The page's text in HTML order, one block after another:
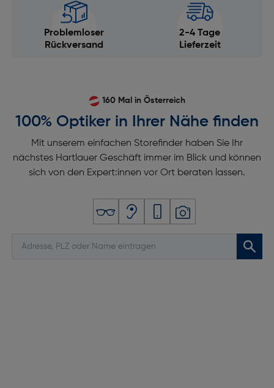
Problemloser
Rückversand
2-4 Tage
Lieferzeit
160 Mal in Österreich
100% Optiker in Ihrer Nähe finden
Mit unserem einfachen Storefinder haben Sie Ihr
nächstes Hartlauer Geschäft immer im Blick und können
sich von den Expert:innen vor Ort beraten lassen.